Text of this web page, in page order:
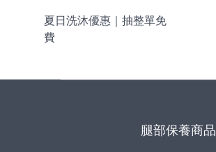
夏日洗沐優惠｜抽整單免
費
腿部保養商品